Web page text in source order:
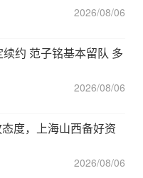
2026/08/06
约 范子铭基本留队 多
2026/08/06
度，上海山西备好资
2026/08/06